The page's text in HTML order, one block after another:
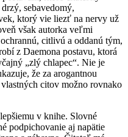
sebavedomý,
ktorý vie liezť na nervy už
však autorka veľmi
citlivú a oddanú tým,
z Daemona postavu, ktorá
„zlý chlapec“. Nie je
že za arogantnou
citov možno rovnako
v knihe. Slovné
podpichovanie aj napätie